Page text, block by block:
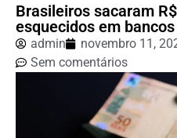
Brasileiros sacaram
esquecidos em
admin novembro 11,
Sem comentários